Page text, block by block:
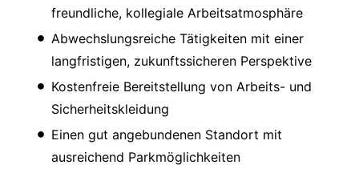
freundliche, kollegiale Arbeitsatmosphäre
Abwechslungsreiche Tätigkeiten mit einer
langfristigen, zukunftssicheren Perspektive
Kostenfreie Bereitstellung von Arbeits- und
Sicherheitskleidung
Einen gut angebundenen Standort mit
ausreichend Parkmöglichkeiten